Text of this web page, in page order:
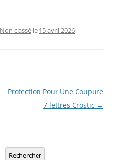
Non classé le 15 avril 2026 .
Protection Pour Une Coupure
7 lettres Crostic →
Rechercher